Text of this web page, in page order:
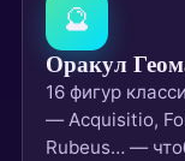
🔮
Оракул
16 фигур
— Acquisitio,
Rubeus… —